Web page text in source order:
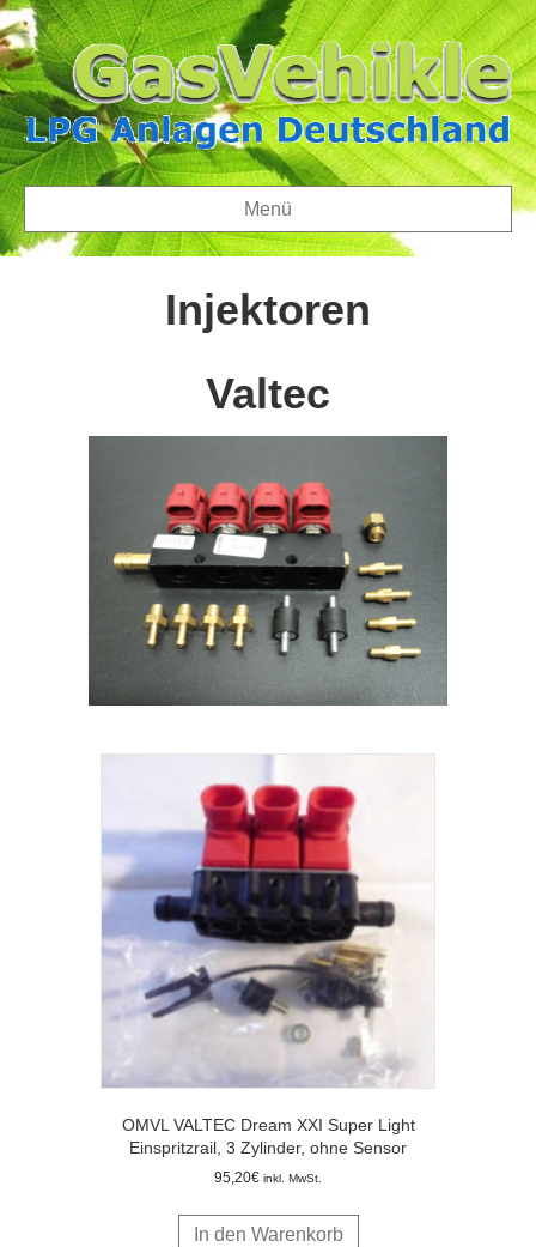
Menü
Injektoren
Valtec
OMVL VALTEC Dream XXI Super Light
Einspritzrail, 3 Zylinder, ohne Sensor
95,20€ inkl. MwSt.
In den Warenkorb